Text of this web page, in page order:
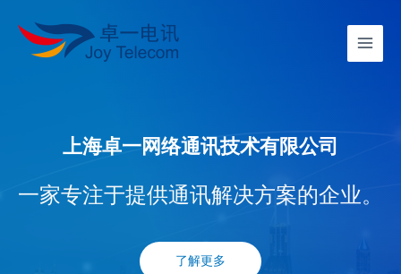
上海卓一网络通讯技术有限公司
一家专注于提供通讯解决方案的企业。
了解更多